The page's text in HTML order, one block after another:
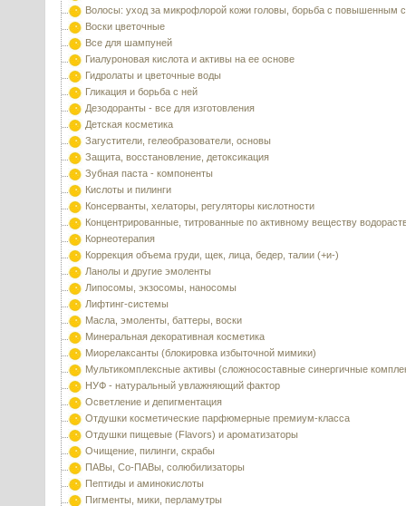
Волосы: уход за микрофлорой кожи головы, борьба с повышенным
Воски цветочные
Все для шампуней
Гиалуроновая кислота и активы на ее основе
Гидролаты и цветочные воды
Гликация и борьба с ней
Дезодоранты - все для изготовления
Детская косметика
Загустители, гелеобразователи, основы
Защита, восстановление, детоксикация
Зубная паста - компоненты
Кислоты и пилинги
Консерванты, хелаторы, регуляторы кислотности
Концентрированные, титрованные по активному веществу
Корнеотерапия
Коррекция объема груди, щек, лица, бедер, талии (+и-)
Ланолы и другие эмоленты
Липосомы, экзосомы, наносомы
Лифтинг-системы
Масла, эмоленты, баттеры, воски
Минеральная декоративная косметика
Миорелаксанты (блокировка избыточной мимики)
Мультикомплексные активы (сложносоставные синергичные
НУФ - натуральный увлажняющий фактор
Осветление и депигментация
Отдушки косметические парфюмерные премиум-класса
Отдушки пищевые (Flavors) и ароматизаторы
Очищение, пилинги, скрабы
ПАВы, Со-ПАВы, солюбилизаторы
Пептиды и аминокислоты
Пигменты, мики, перламутры